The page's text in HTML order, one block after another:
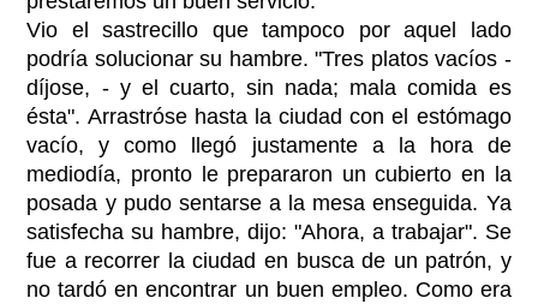
Vio el sastrecillo que tampoco por aquel lado
podría solucionar su hambre. "Tres platos vacíos -
díjose, - y el cuarto, sin nada; mala comida es
ésta". Arrastróse hasta la ciudad con el estómago
vacío, y como llegó justamente a la hora de
mediodía, pronto le prepararon un cubierto en la
posada y pudo sentarse a la mesa enseguida. Ya
satisfecha su hambre, dijo: "Ahora, a trabajar". Se
fue a recorrer la ciudad en busca de un patrón, y
no tardó en encontrar un buen empleo. Como era